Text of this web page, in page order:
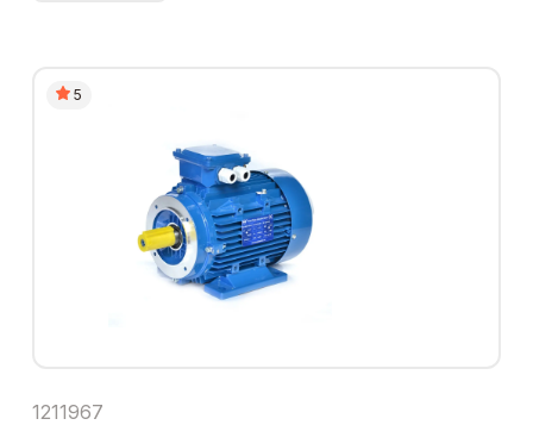
5
1211967